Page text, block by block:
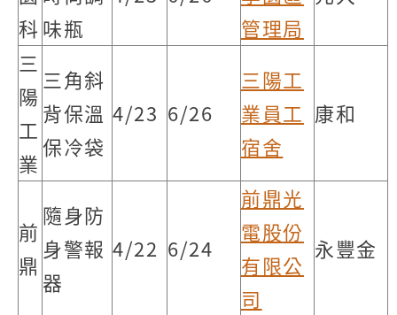
科 味瓶
管理局
三
陽
工
業
三角斜
背保溫
保冷袋
4/23 6/26
三陽工
業員工
宿舍
康和
前
鼎
隨身防
身警報
器
4/22 6/24
前鼎光
電股份
有限公
司
永豐金